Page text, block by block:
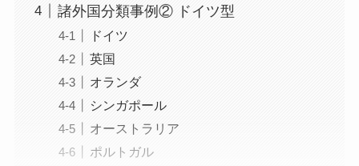
諸外国分類事例② ドイツ型
ドイツ
英国
オランダ
シンガポール
オーストラリア
ポルトガル